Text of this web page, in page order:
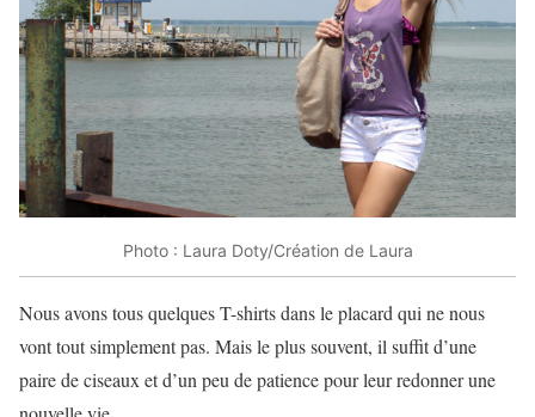
Photo : Laura Doty/Création de Laura
Nous avons tous quelques T-shirts dans le placard qui ne nous
vont tout simplement pas. Mais le plus souvent, il suffit d’une
paire de ciseaux et d’un peu de patience pour leur redonner une